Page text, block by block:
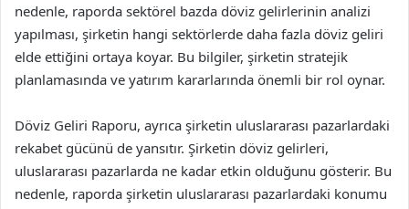
nedenle, raporda sektörel bazda döviz gelirlerinin analizi
yapılması, şirketin hangi sektörlerde daha fazla döviz geliri
elde ettiğini ortaya koyar. Bu bilgiler, şirketin stratejik
planlamasında ve yatırım kararlarında önemli bir rol oynar.
Döviz Geliri Raporu, ayrıca şirketin uluslararası pazarlardaki
rekabet gücünü de yansıtır. Şirketin döviz gelirleri,
uluslararası pazarlarda ne kadar etkin olduğunu gösterir. Bu
nedenle, raporda şirketin uluslararası pazarlardaki konumu